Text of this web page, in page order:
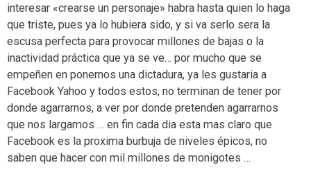
interesar «crearse un personaje» habra hasta quien lo haga
que triste, pues ya lo hubiera sido, y si va serlo sera la
escusa perfecta para provocar millones de bajas o la
inactividad práctica que ya se ve… por mucho que se
empeñen en ponernos una dictadura, ya les gustaria a
Facebook Yahoo y todos estos, no terminan de tener por
donde agarrarnos, a ver por donde pretenden agarrarnos
que nos largamos … en fin cada dia esta mas claro que
Facebook es la proxima burbuja de niveles épicos, no
saben que hacer con mil millones de monigotes …